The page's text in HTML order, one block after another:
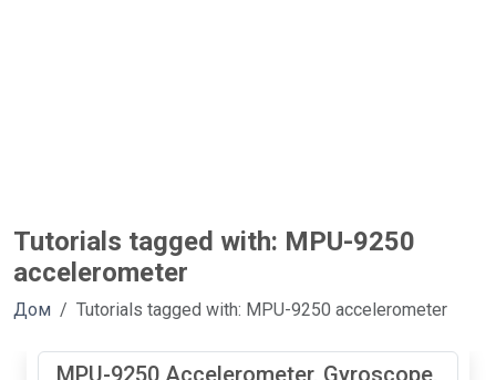
Tutorials tagged with: MPU-9250
accelerometer
Дом Tutorials tagged with: MPU-9250 accelerometer
MPU-9250 Accelerometer, Gyroscope,